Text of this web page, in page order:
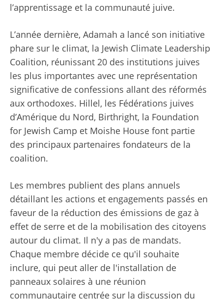
l’apprentissage et la communauté juive.
L’année dernière, Adamah a lancé son initiative
phare sur le climat, la Jewish Climate Leadership
Coalition, réunissant 20 des institutions juives
les plus importantes avec une représentation
significative de confessions allant des réformés
aux orthodoxes. Hillel, les Fédérations juives
d’Amérique du Nord, Birthright, la Foundation
for Jewish Camp et Moishe House font partie
des principaux partenaires fondateurs de la
coalition.
Les membres publient des plans annuels
détaillant les actions et engagements passés en
faveur de la réduction des émissions de gaz à
effet de serre et de la mobilisation des citoyens
autour du climat. Il n'y a pas de mandats.
Chaque membre décide ce qu'il souhaite
inclure, qui peut aller de l'installation de
panneaux solaires à une réunion
communautaire centrée sur la discussion du